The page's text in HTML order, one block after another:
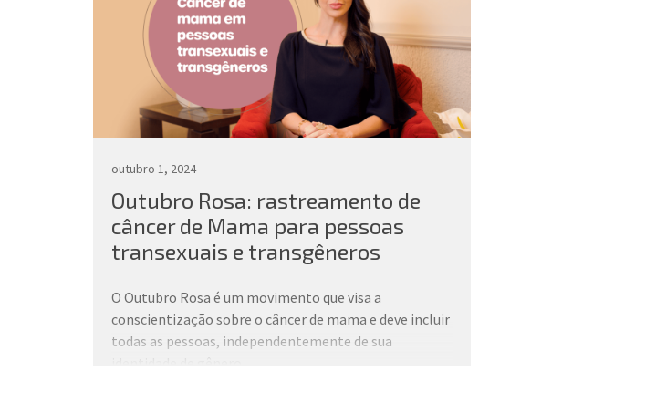
outubro 1, 2024
Outubro Rosa: rastreamento de
câncer de Mama para pessoas
transexuais e transgêneros
O Outubro Rosa é um movimento que visa a
conscientização sobre o câncer de mama e deve incluir
todas as pessoas, independentemente de sua
identidade de gênero.